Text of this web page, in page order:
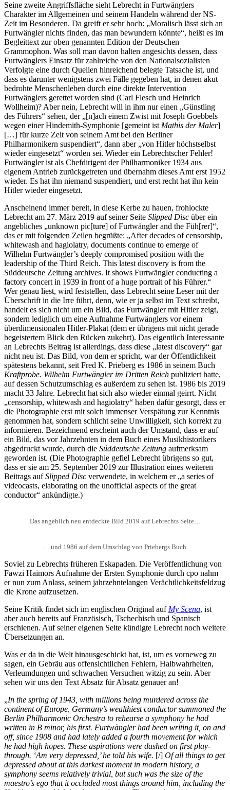
Seine zweite Angriffsfläche sieht Lebrecht in Furtwänglers
Charakter im Allgemeinen und seinem Handeln während der NS-
Zeit im Besonderen. Da greift er sehr hoch: „Moralisch lässt sich an
Furtwängler nichts finden, das man bewundern könnte“, heißt es im
Begleittext zur oben genannten Edition der Deutschen
Grammophon. Was soll man davon halten angesichts dessen, dass
Furtwänglers Einsatz für zahlreiche von den Nationalsozialisten
Verfolgte eine durch Quellen hinreichend belegte Tatsache ist, und
dass es darunter wenigstens zwei Fälle gegeben hat, in denen akut
bedrohte Menschenleben durch eine direkte Intervention
Furtwänglers gerettet worden sind (Carl Flesch und Heinrich
Wollheim)? Aber nein, Lebrecht will in ihm nur einen „Günstling
des Führers“ sehen, der „[n]ach einem Zwist mit Joseph Goebbels
wegen einer Hindemith-Symphonie [gemeint ist Mathis der Maler]
[…] für kurze Zeit von seinem Amt bei den Berliner
Philharmonikern suspendiert“, dann aber „von Hitler höchstselbst
wieder eingesetzt“ worden sei. Wieder ein Lebrechtscher Fehler!
Furtwängler ist als Chefdirigent der Philharmoniker 1934 aus
eigenem Antrieb zurückgetreten und übernahm dieses Amt erst 1952
wieder. Es hat ihn niemand suspendiert, und erst recht hat ihn kein
Hitler wieder eingesetzt.
Anscheinend immer bereit, in diese Kerbe zu hauen, frohlockte
Lebrecht am 27. März 2019 auf seiner Seite Slipped Disc über ein
angebliches „unknown pic[ture] of Furtwängler and the Füh[rer]“,
das er mit folgenden Zeilen begrüßte: „After decades of censorship,
whitewash and hagiolatry, documents continue to emerge of
Wilhelm Furtwängler’s deeply compromised position with the
leadership of the Third Reich. This latest discovery is from the
Süddeutsche Zeitung archives. It shows Furtwängler conducting a
factory concert in 1939 in front of a huge portrait of his Führer.“
Wer genau liest, wird feststellen, dass Lebrecht seine Leser mit der
Überschrift in die Irre führt, denn, wie er ja selbst im Text schreibt,
handelt es sich nicht um ein Bild, das Furtwängler mit Hitler zeigt,
sondern lediglich um eine Aufnahme Furtwänglers vor einem
überdimensionalen Hitler-Plakat (dem er übrigens mit nicht gerade
begeistertem Blick den Rücken zukehrt). Das eigentlich Interessante
an Lebrechts Beitrag ist allerdings, dass diese „latest discovery“ gar
nicht neu ist. Das Bild, von dem er spricht, war der Öffentlichkeit
spätestens bekannt, seit Fred K. Prieberg es 1986 in seinem Buch
Kraftprobe. Wilhelm Furtwängler im Dritten Reich publiziert hatte,
auf dessen Schutzumschlag es außerdem zu sehen ist. 1986 bis 2019
macht 33 Jahre. Lebrecht hat sich also wieder einmal geirrt. Nicht
„censorship, whitewash and hagiolatry“ haben dafür gesorgt, dass er
die Photographie erst mit solch immenser Verspätung zur Kenntnis
genommen hat, sondern schlicht seine Unwilligkeit, sich korrekt zu
informieren. Bezeichnend erscheint auch der Umstand, dass er auf
ein Bild, das vor Jahrzehnten in dem Buch eines Musikhistorikers
abgedruckt wurde, durch die Süddeutsche Zeitung aufmerksam
geworden ist. (Die Photographie gefiel Lebrecht übrigens so gut,
dass er sie am 25. September 2019 zur Illustration eines weiteren
Beitrags aufSlipped Disc verwendete, in welchem er „a series of
videocasts, elaborating on the unofficial aspects of the great
conductor“ ankündigte.)
Das angeblich neu entdeckte Bild 2019 auf Lebrechts Seite…
… und 1986 auf dem Umschlag von Priebergs Buch.
Soviel zu Lebrechts früheren Eskapaden. Die Veröffentlichung von
Fawzi Haimors Aufnahme der Ersten Symphonie durch cpo nahm
er nun zum Anlass, seinem jahrzehntelangen Verächtlichkeitsfeldzug
die Krone aufzusetzen.
Seine Kritik findet sich im englischen Original auf My Scena, ist
aber auch bereits auf Französisch, Tschechisch und Spanisch
erschienen. Auf seiner eigenen Seite kündigte Lebrecht noch weitere
Übersetzungen an.
Was er da in die Welt hinausgeschickt hat, ist, um es vorneweg zu
sagen, ein Gebräu aus offensichtlichen Fehlern, Halbwahrheiten,
Verleumdungen und schwachen Versuchen witzig zu sein. Aber
sehen wir uns den Text Absatz für Absatz genauer an!
„In the spring of 1943, with millions being murdered across the
continent of Europe, Germany’s wealthiest conductor summoned the
Berlin Philharmonic Orchestra to rehearse a symphony he had
written in B minor, his first. Furtwängler had been writing it, on and
off, since 1908 and had lately added a fourth movement for which
he had high hopes. These aspirations were dashed on first play-
through. ‘Am very depressed,’ he told his wife. [/] Of all things to get
depressed about at this darkest moment in modern history, a
symphony seems relatively trivial, but such was the size of the
maestro’s ego that it occluded most things around him, including the